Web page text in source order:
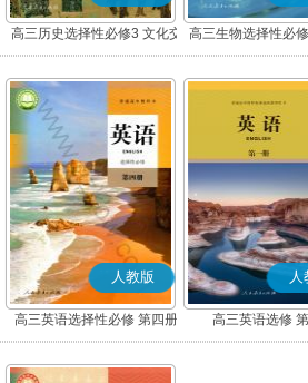
高三历史选择性必修3 文化交
流与传播(部编版)
高三生物选择性必
术与工程
人教版
高三英语选择性必修 第四册
人
高三英语选修